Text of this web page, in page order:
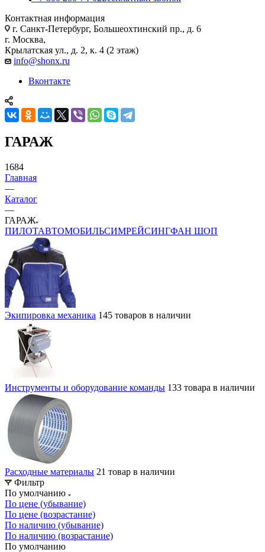
Контактная информация
г. Санкт-Петербург, Большеохтинский пр., д. 6
г. Москва,
Крылатская ул., д. 2, к. 4 (2 этаж)
info@shonx.ru
Вконтакте
ГАРАЖ
1684
Главная
—
Каталог
—
ГАРАЖ
ПИЛОТАВТОМОБИЛЬСИМРЕЙСИНГФАН ШОП
Экипировка механика 145 товаров в наличии
Инструменты и оборудование команды 133 товара в наличии
Расходные материалы 21 товар в наличии
Фильтр
По умолчанию
По цене (убывание)
По цене (возрастание)
По наличию (убывание)
По наличию (возрастание)
По умолчанию